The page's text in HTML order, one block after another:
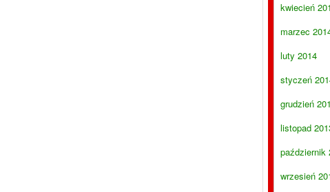
kwiecień
marzec
luty 2014
styczeń
grudzień
listopad
październik
wrzesień